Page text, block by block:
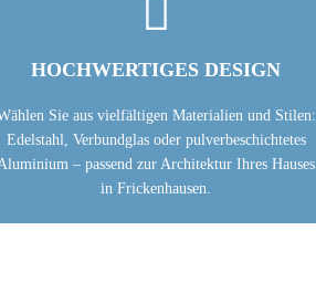

HOCHWERTIGES DESIGN
Sie aus vielfältigen Materialien und Stilen:
Edelstahl, Verbundglas oder pulverbeschichtetes
– passend zur Architektur Ihres Hauses
in Frickenhausen.